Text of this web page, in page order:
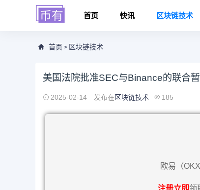
首页 快讯 区块链技术
首页 > 区块链技术
美国法院批准SEC与Binance的联合
2025-02-14 发布在区块链技术 185
欧易（
注册立即领